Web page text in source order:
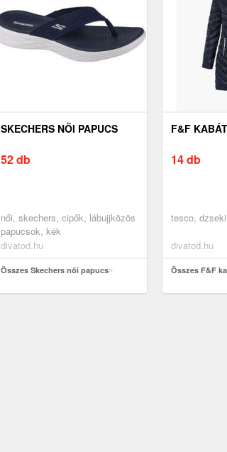
SKECHERS NŐI PAPUCS
52 db
női, skechers, cipők, lábujjközös
papucsok, kék
divatod.hu
Összes Skechers női papucs
F&F KABÁT
14 db
tesco,
divatod.hu
Összes F&F